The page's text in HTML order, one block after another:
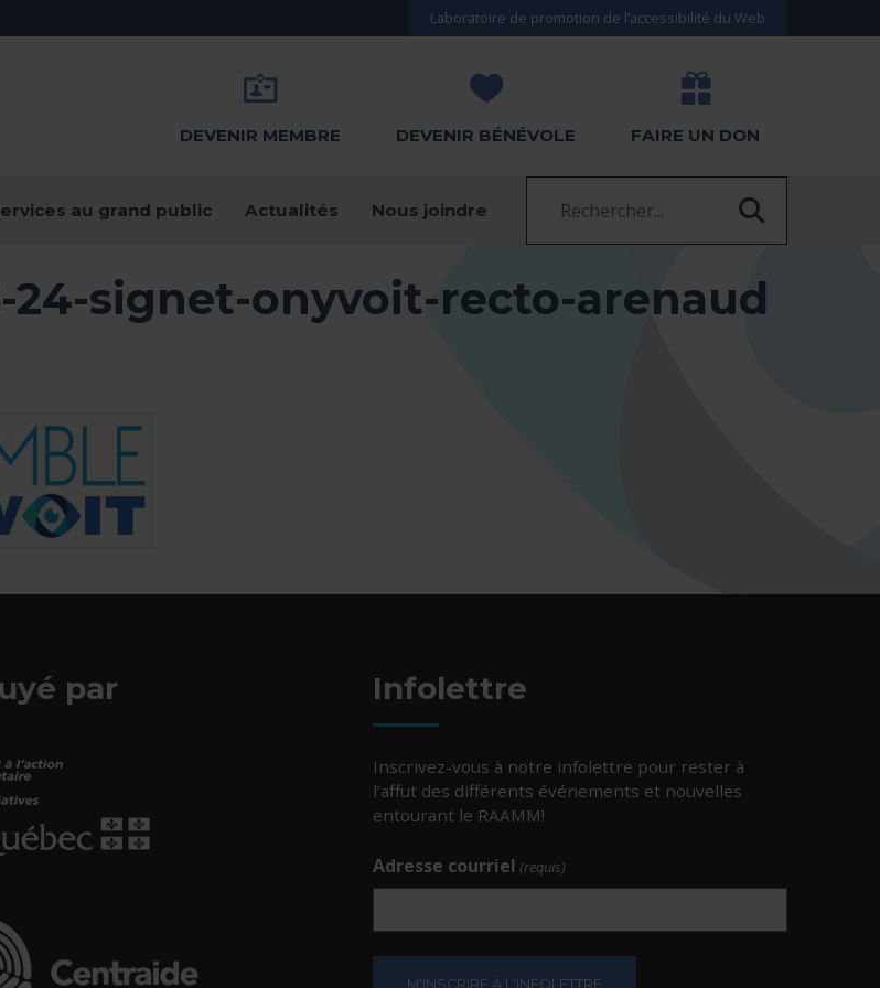
Laboratoire de promotion de l’accessibilité du Web
DEVENIR MEMBRE DEVENIR BÉNÉVOLE FAIRE UN DON
au grand public Actualités Nous joindre
24-signet-onyvoit-recto-arenaud
par
hyperlien s'ouvrira dans une nouvelle fenêtre.
Infolettre
Inscrivez-vous à notre infolettre pour rester à
l’affut des différents événements et nouvelles
entourant le RAAMM!
Adresse courriel (requis)